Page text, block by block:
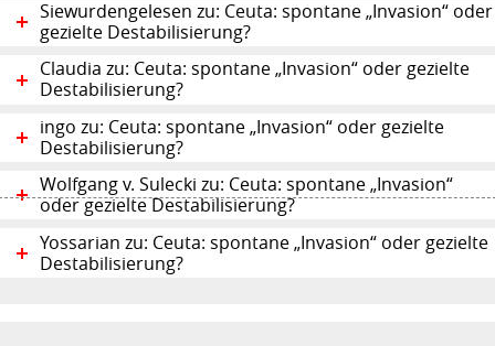
Siewurdengelesen zu: Ceuta: spontane „Invasion“ oder
gezielte Destabilisierung?
Claudia zu: Ceuta: spontane „Invasion“ oder gezielte
Destabilisierung?
ingo zu: Ceuta: spontane „Invasion“ oder gezielte
Destabilisierung?
Wolfgang v. Sulecki zu: Ceuta: spontane „Invasion“
oder gezielte Destabilisierung?
Yossarian zu: Ceuta: spontane „Invasion“ oder gezielte
Destabilisierung?